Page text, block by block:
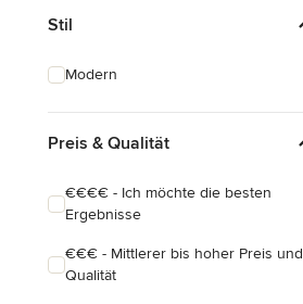
Stil
Modern
Preis & Qualität
€€€€ - Ich möchte die besten
Ergebnisse
€€€ - Mittlerer bis hoher Preis und
Qualität